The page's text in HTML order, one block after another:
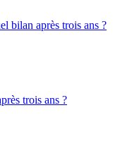
trois ans ?